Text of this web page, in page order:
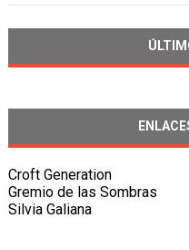
Croft Generation
Gremio de las Sombras
Silvia Galiana